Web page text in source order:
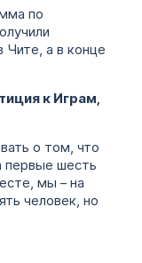
по
а в конце
к Играм,
о том, что
первые шесть
мы – на
человек, но